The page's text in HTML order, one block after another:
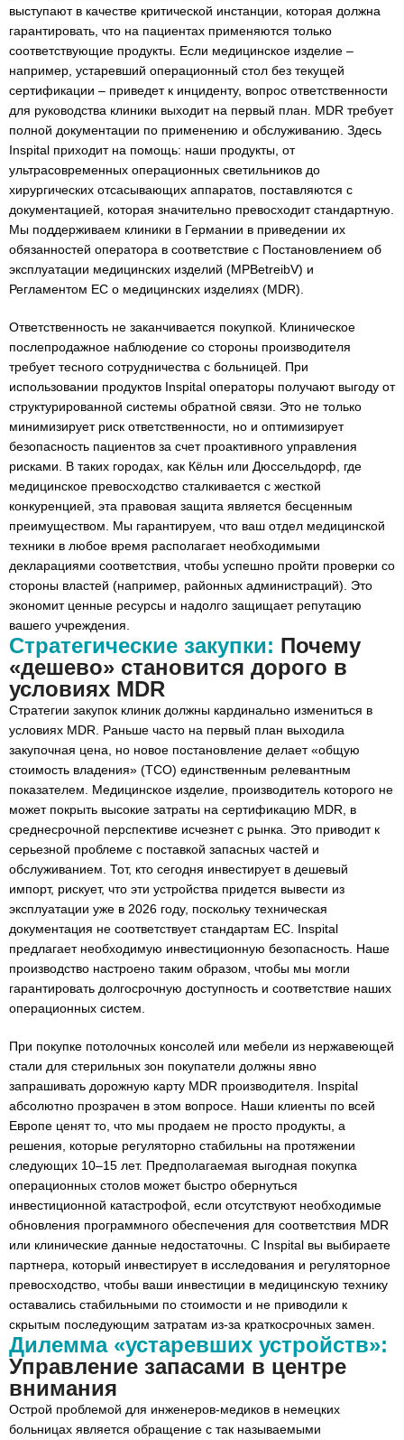
выступают в качестве критической инстанции, которая должна
гарантировать, что на пациентах применяются только
соответствующие продукты. Если медицинское изделие –
например, устаревший операционный стол без текущей
сертификации – приведет к инциденту, вопрос ответственности
для руководства клиники выходит на первый план. MDR требует
полной документации по применению и обслуживанию. Здесь
Inspital приходит на помощь: наши продукты, от
ультрасовременных операционных светильников до
хирургических отсасывающих аппаратов, поставляются с
документацией, которая значительно превосходит стандартную.
Мы поддерживаем клиники в Германии в приведении их
обязанностей оператора в соответствие с Постановлением об
эксплуатации медицинских изделий (MPBetreibV) и
Регламентом ЕС о медицинских изделиях (MDR).
Ответственность не заканчивается покупкой. Клиническое
послепродажное наблюдение со стороны производителя
требует тесного сотрудничества с больницей. При
использовании продуктов Inspital операторы получают выгоду от
структурированной системы обратной связи. Это не только
минимизирует риск ответственности, но и оптимизирует
безопасность пациентов за счет проактивного управления
рисками. В таких городах, как Кёльн или Дюссельдорф, где
медицинское превосходство сталкивается с жесткой
конкуренцией, эта правовая защита является бесценным
преимуществом. Мы гарантируем, что ваш отдел медицинской
техники в любое время располагает необходимыми
декларациями соответствия, чтобы успешно пройти проверки со
стороны властей (например, районных администраций). Это
экономит ценные ресурсы и надолго защищает репутацию
вашего учреждения.
Стратегические закупки: Почему
«дешево» становится дорого в
условиях MDR
Стратегии закупок клиник должны кардинально измениться в
условиях MDR. Раньше часто на первый план выходила
закупочная цена, но новое постановление делает «общую
стоимость владения» (TCO) единственным релевантным
показателем. Медицинское изделие, производитель которого не
может покрыть высокие затраты на сертификацию MDR, в
среднесрочной перспективе исчезнет с рынка. Это приводит к
серьезной проблеме с поставкой запасных частей и
обслуживанием. Тот, кто сегодня инвестирует в дешевый
импорт, рискует, что эти устройства придется вывести из
эксплуатации уже в 2026 году, поскольку техническая
документация не соответствует стандартам ЕС. Inspital
предлагает необходимую инвестиционную безопасность. Наше
производство настроено таким образом, чтобы мы могли
гарантировать долгосрочную доступность и соответствие наших
операционных систем.
При покупке потолочных консолей или мебели из нержавеющей
стали для стерильных зон покупатели должны явно
запрашивать дорожную карту MDR производителя. Inspital
абсолютно прозрачен в этом вопросе. Наши клиенты по всей
Европе ценят то, что мы продаем не просто продукты, а
решения, которые регуляторно стабильны на протяжении
следующих 10–15 лет. Предполагаемая выгодная покупка
операционных столов может быстро обернуться
инвестиционной катастрофой, если отсутствуют необходимые
обновления программного обеспечения для соответствия MDR
или клинические данные недостаточны. С Inspital вы выбираете
партнера, который инвестирует в исследования и регуляторное
превосходство, чтобы ваши инвестиции в медицинскую технику
оставались стабильными по стоимости и не приводили к
скрытым последующим затратам из-за краткосрочных замен.
Дилемма «устаревших устройств»:
Управление запасами в центре
внимания
Острой проблемой для инженеров-медиков в немецких
больницах является обращение с так называемыми